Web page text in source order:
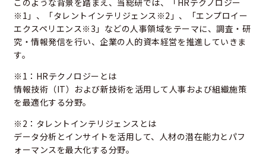
※1」、「タレントインテリジェンス※2」、「エンプロイー
エクスペリエンス※3」などの人事領域をテーマに、調査・研
究・情報発信を行い、企業の人的資本経営を推進していきま
す。
※1：HRテクノロジーとは
情報技術（IT）および新技術を活用して人事および組織施策
を最適化する分野。
※2：タレントインテリジェンスとは
データ分析とインサイトを活用して、人材の潜在能力とパフ
ォーマンスを最大化する分野。